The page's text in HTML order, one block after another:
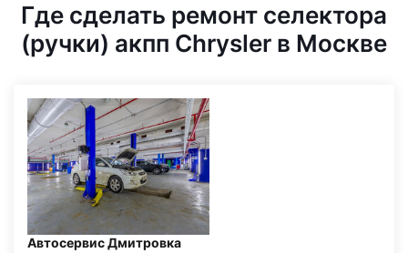
Где сделать ремонт селектора
(ручки) акпп Chrysler в Москве
Автосервис Дмитровка